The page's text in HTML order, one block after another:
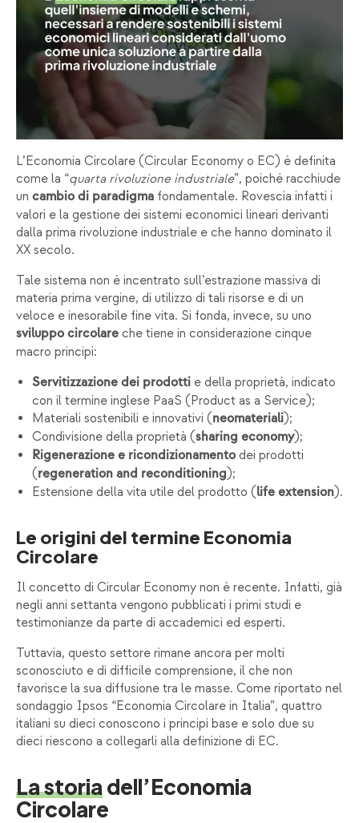
L’Economia Circolare (Circular Economy o EC) è definita
come la “quarta rivoluzione industriale”, poiché racchiude
un cambio di paradigma fondamentale. Rovescia infatti i
valori e la gestione dei sistemi economici lineari derivanti
dalla prima rivoluzione industriale e che hanno dominato il
XX secolo.
Tale sistema non è incentrato sull’estrazione massiva di
materia prima vergine, di utilizzo di tali risorse e di un
veloce e inesorabile fine vita. Si fonda, invece, su uno
sviluppo circolare che tiene in considerazione cinque
macro principi:
Servitizzazione dei prodotti e della proprietà, indicato
con il termine inglese PaaS (Product as a Service);
Materiali sostenibili e innovativi (neomateriali);
Condivisione della proprietà (sharing economy);
Rigenerazione e ricondizionamento dei prodotti
(regeneration and reconditioning);
Estensione della vita utile del prodotto (life extension).
Le origini del termine Economia
Circolare
Il concetto di Circular Economy non è recente. Infatti, già
negli anni settanta vengono pubblicati i primi studi e
testimonianze da parte di accademici ed esperti.
Tuttavia, questo settore rimane ancora per molti
sconosciuto e di difficile comprensione, il che non
favorisce la sua diffusione tra le masse. Come riportato nel
sondaggio Ipsos “Economia Circolare in Italia”, quattro
italiani su dieci conoscono i principi base e solo due su
dieci riescono a collegarli alla definizione di EC.
La storiadell’Economia
Circolare